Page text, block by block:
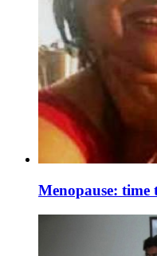
Menopause: time